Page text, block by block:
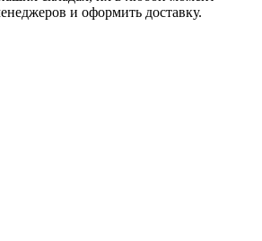
и оформить доставку.